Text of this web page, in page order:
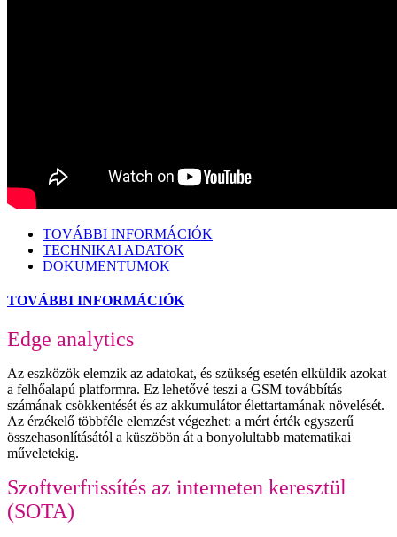
TOVÁBBI INFORMÁCIÓK
TECHNIKAI ADATOK
DOKUMENTUMOK
TOVÁBBI INFORMÁCIÓK
Edge analytics
Az eszközök elemzik az adatokat, és szükség esetén elküldik azokat
a felhőalapú platformra. Ez lehetővé teszi a GSM továbbítás
számának csökkentését és az akkumulátor élettartamának növelését.
Az érzékelő többféle elemzést végezhet: a mért érték egyszerű
összehasonlításától a küszöbön át a bonyolultabb matematikai
műveletekig.
Szoftverfrissítés az interneten keresztül
(SOTA)